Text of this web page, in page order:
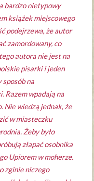
bardzo nietypowy
książek miejscowego
podejrzewa, że autor
zamordowany, co
autora nie jest na
pisarki i jeden
na
Razem wpadają na
Nie wiedzą jednak, że
w miasteczku
Żeby było
złapać osobnika
Upiorem w moherze.
zginie niczego